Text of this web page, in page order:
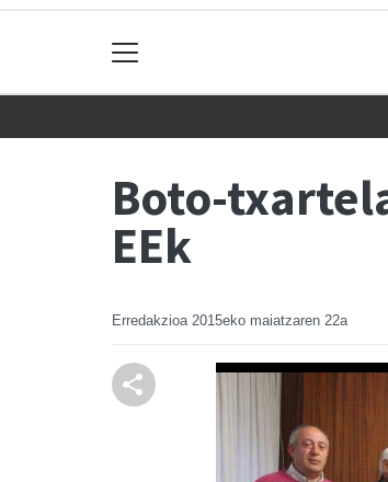
Boto-
EEk
Erredakzioa 2015eko maiatzaren 22a